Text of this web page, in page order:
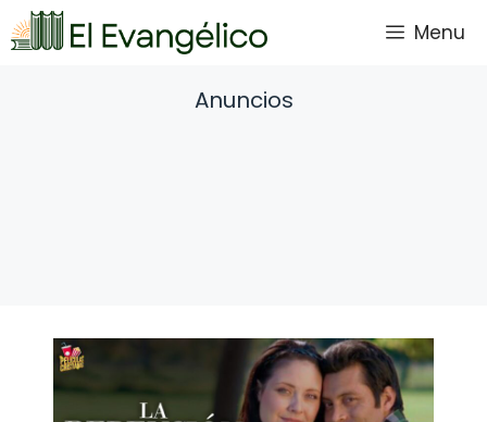
Saltar
al
Menu
Anuncios